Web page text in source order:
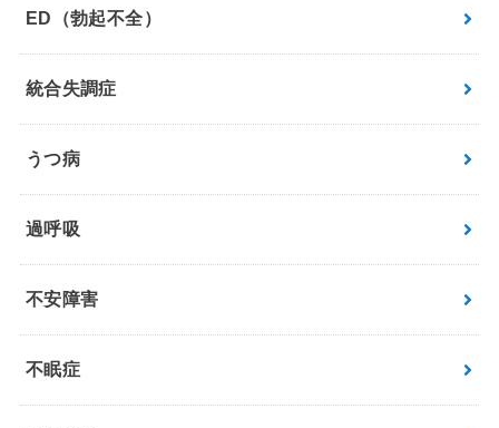
ED（勃起不全）
統合失調症
うつ病
過呼吸
不安障害
不眠症